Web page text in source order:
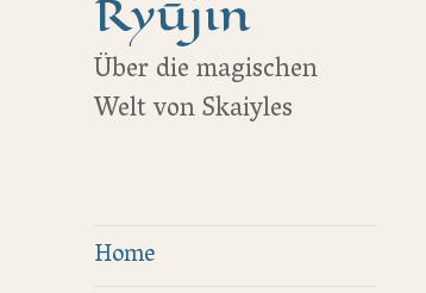
Ryūjin
Über die magischen
Welt von Skaiyles
Home